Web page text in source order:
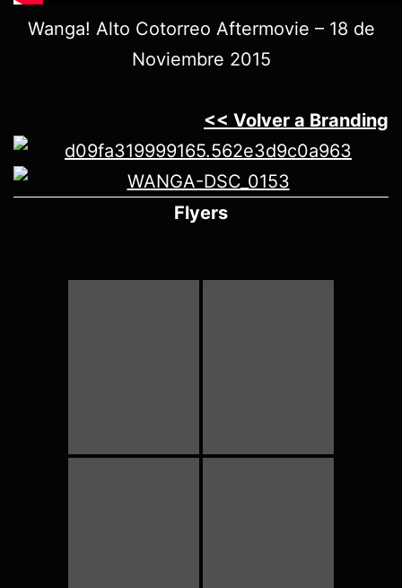
Wanga! Alto Cotorreo Aftermovie – 18 de
Noviembre 2015
<< Volver a Branding
Flyers